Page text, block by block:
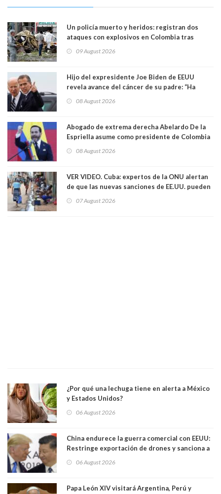
Un policía muerto y heridos: registran dos
ataques con explosivos en Colombia tras
09 August 2026
Hijo del expresidente Joe Biden de EEUU
revela avance del cáncer de su padre: “Ha
08 August 2026
Abogado de extrema derecha Abelardo De la
Espriella asume como presidente de Colombia
08 August 2026
VER VIDEO. Cuba: expertos de la ONU alertan
de que las nuevas sanciones de EE.UU. pueden
07 August 2026
¿Por qué una lechuga tiene en alerta a México
y Estados Unidos?
06 August 2026
China endurece la guerra comercial con EEUU:
Restringe exportación de drones y sanciona a
06 August 2026
Papa León XIV visitará Argentina, Perú y